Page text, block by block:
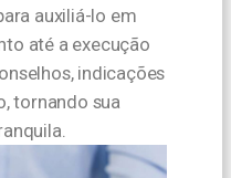
auxiliá-lo em
até a execução
indicações
tornando sua